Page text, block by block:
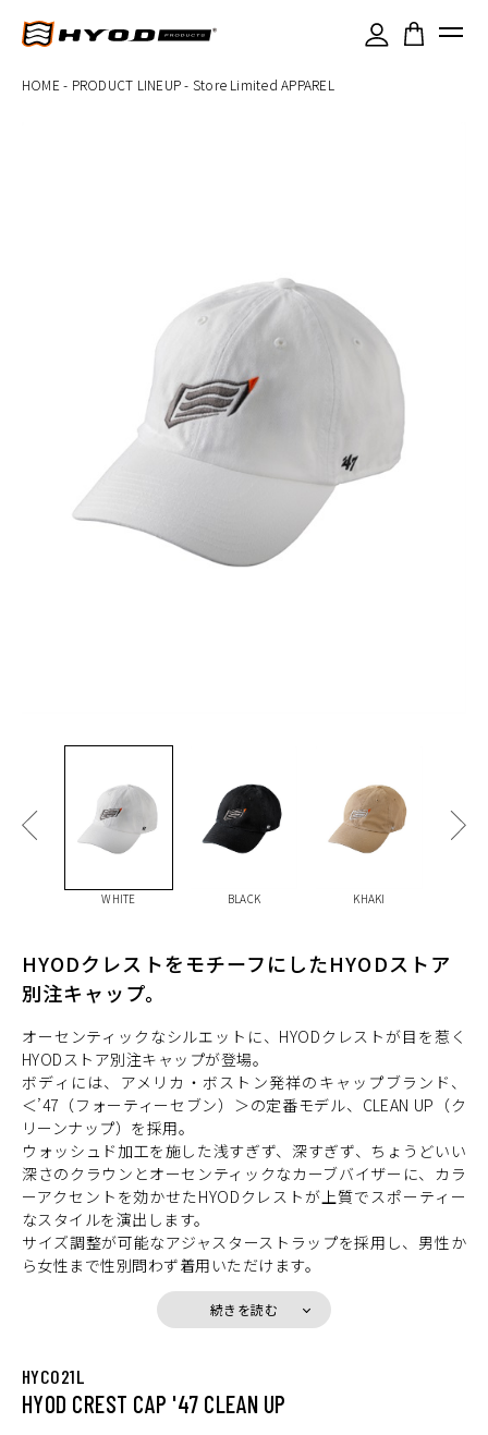
HOME - PRODUCT LINEUP- Store Limited APPAREL
WHITE BLACK KHAKI
HYODクレストをモチーフにしたHYODストア
別注キャップ。
オーセンティックなシルエットに、HYODクレストが目を惹く
HYODストア別注キャップが登場。
ボディには、アメリカ・ボストン発祥のキャップブランド、
＜’47（フォーティーセブン）＞の定番モデル、CLEAN UP（ク
リーンナップ）を採用。
ウォッシュド加工を施した浅すぎず、深すぎず、ちょうどいい
深さのクラウンとオーセンティックなカーブバイザーに、カラ
ーアクセントを効かせたHYODクレストが上質でスポーティー
なスタイルを演出します。
サイズ調整が可能なアジャスターストラップを採用し、男性か
ら女性まで性別問わず着用いただけます。
ツーリング先はもちろん、スポーツやストリートなど、あらゆ
るシーンに映えるストア別注アイテムです。
続きを読む
HYC021L
HYOD CREST CAP '47 CLEAN UP
×